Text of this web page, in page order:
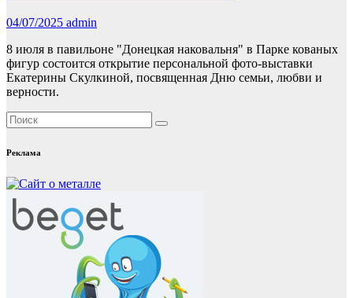
04/07/2025 admin
8 июля в павильоне "Донецкая наковальня" в Парке кованых
фигур состоится открытие персональной фото-выставки
Екатерины Скулкиной, посвященная Дню семьи, любви и
верности.
Реклама